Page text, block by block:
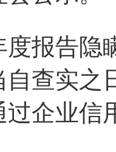
报告隐
查实之
过企业信